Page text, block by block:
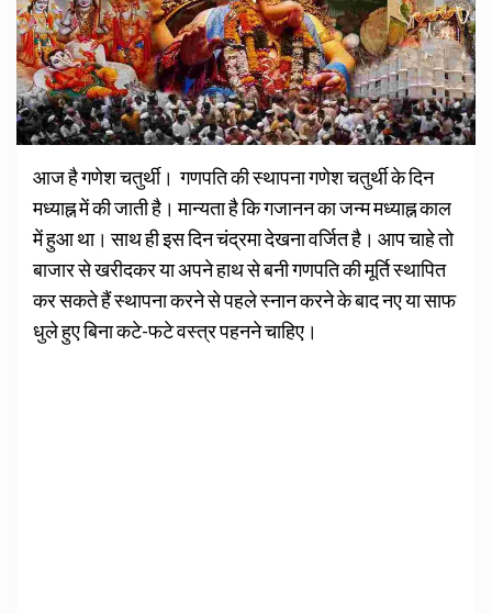
आज है गणेश चतुर्थी। गणपति की स्थापना गणेश चतुर्थी के दिन
मध्याह्न में की जाती है। मान्यता है कि गजानन का जन्म मध्याह्न काल
में हुआ था। साथ ही इस दिन चंद्रमा देखना वर्जित है। आप चाहे तो
बाजार से खरीदकर या अपने हाथ से बनी गणपति की मूर्ति स्थापित
कर सकते हैं स्थापना करने से पहले स्नान करने के बाद नए या साफ
धुले हुए बिना कटे-फटे वस्त्र पहनने चाहिए।